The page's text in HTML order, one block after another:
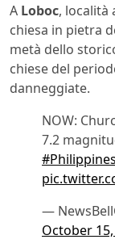
A Loboc, località
chiesa in pietra
metà dello
chiese del
danneggiate.
NOW:
7.2
#Philippines
—
October